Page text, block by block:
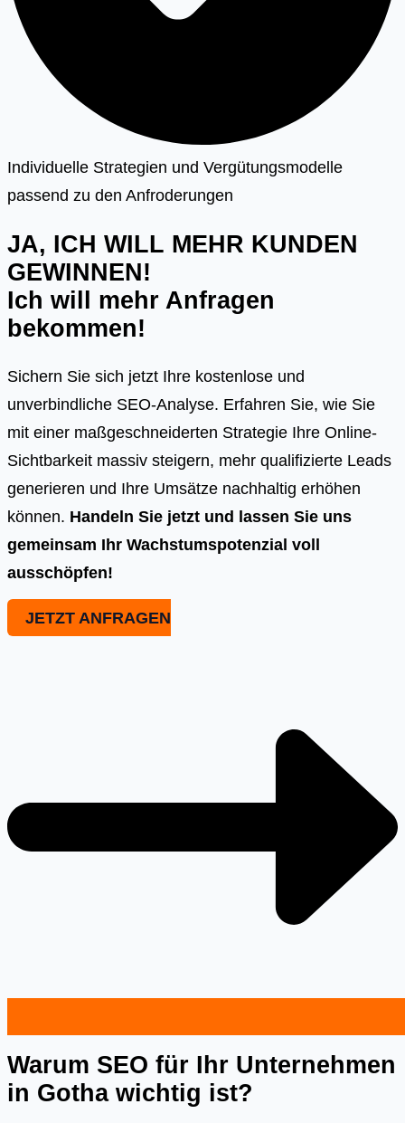
Individuelle Strategien und Vergütungsmodelle
passend zu den Anfroderungen
JA, ICH WILL MEHR KUNDEN
GEWINNEN!
Ich will mehr Anfragen
bekommen!
Sichern Sie sich jetzt Ihre kostenlose und
unverbindliche SEO-Analyse. Erfahren Sie, wie Sie
mit einer maßgeschneiderten Strategie Ihre Online-
Sichtbarkeit massiv steigern, mehr qualifizierte Leads
generieren und Ihre Umsätze nachhaltig erhöhen
können. Handeln Sie jetzt und lassen Sie uns
gemeinsam Ihr Wachstumspotenzial voll
ausschöpfen!
JETZT ANFRAGEN
Warum SEO für Ihr Unternehmen
in Gotha wichtig ist?